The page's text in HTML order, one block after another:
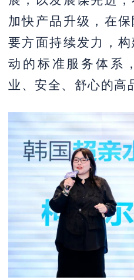
加快产品升级，在
要方面持续发力，
动的标准服务体系
业、安全、舒心的高